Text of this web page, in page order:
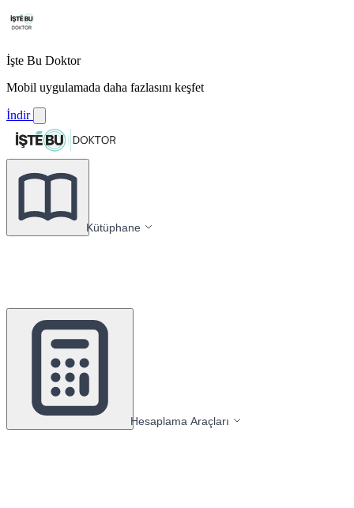
İşte Bu Doktor
Mobil uygulamada daha fazlasını keşfet
İndir
Kütüphane
Hesaplama Araçları